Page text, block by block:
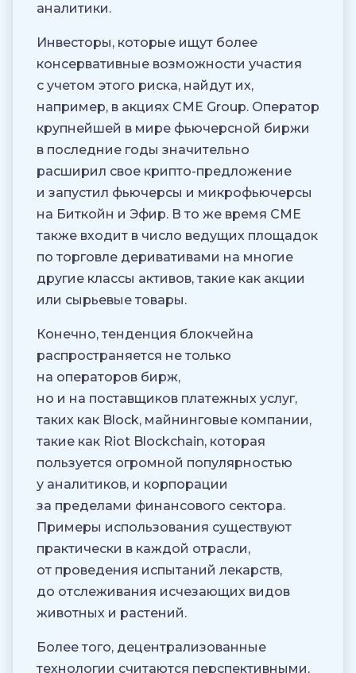
аналитики.
Инвесторы, которые ищут более
консервативные возможности участия
с учетом этого риска, найдут их,
например, в акциях CME Group. Оператор
крупнейшей в мире фьючерсной биржи
в последние годы значительно
расширил свое крипто-предложение
и запустил фьючерсы и микрофьючерсы
на Биткойн и Эфир. В то же время CME
также входит в число ведущих площадок
по торговле деривативами на многие
другие классы активов, такие как акции
или сырьевые товары.
Конечно, тенденция блокчейна
распространяется не только
на операторов бирж,
но и на поставщиков платежных услуг,
таких как Block, майнинговые компании,
такие как Riot Blockchain, которая
пользуется огромной популярностью
у аналитиков, и корпорации
за пределами финансового сектора.
Примеры использования существуют
практически в каждой отрасли,
от проведения испытаний лекарств,
до отслеживания исчезающих видов
животных и растений.
Более того, децентрализованные
технологии считаются перспективными,